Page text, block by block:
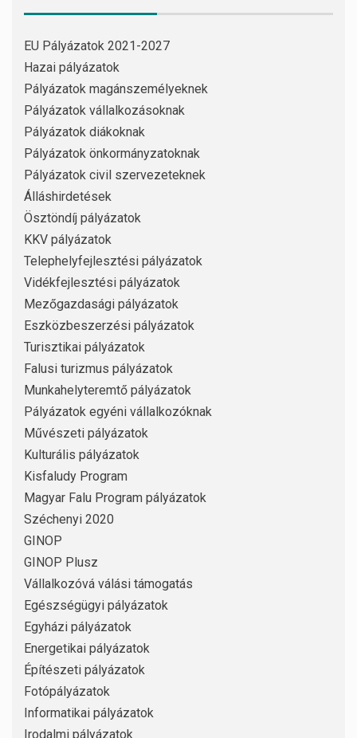
EU Pályázatok 2021-2027
Hazai pályázatok
Pályázatok magánszemélyeknek
Pályázatok vállalkozásoknak
Pályázatok diákoknak
Pályázatok önkormányzatoknak
Pályázatok civil szervezeteknek
Álláshirdetések
Ösztöndíj pályázatok
KKV pályázatok
Telephelyfejlesztési pályázatok
Vidékfejlesztési pályázatok
Mezőgazdasági pályázatok
Eszközbeszerzési pályázatok
Turisztikai pályázatok
Falusi turizmus pályázatok
Munkahelyteremtő pályázatok
Pályázatok egyéni vállalkozóknak
Művészeti pályázatok
Kulturális pályázatok
Kisfaludy Program
Magyar Falu Program pályázatok
Széchenyi 2020
GINOP
GINOP Plusz
Vállalkozóvá válási támogatás
Egészségügyi pályázatok
Egyházi pályázatok
Energetikai pályázatok
Építészeti pályázatok
Fotópályázatok
Informatikai pályázatok
Irodalmi pályázatok